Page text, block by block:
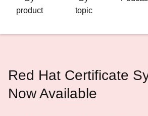
product
topic
Red Hat Certificate
Now Available